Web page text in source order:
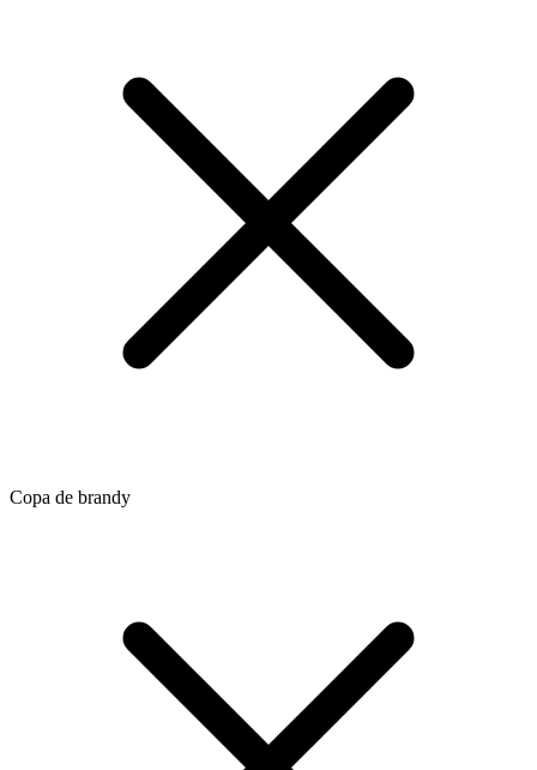
Copa de brandy